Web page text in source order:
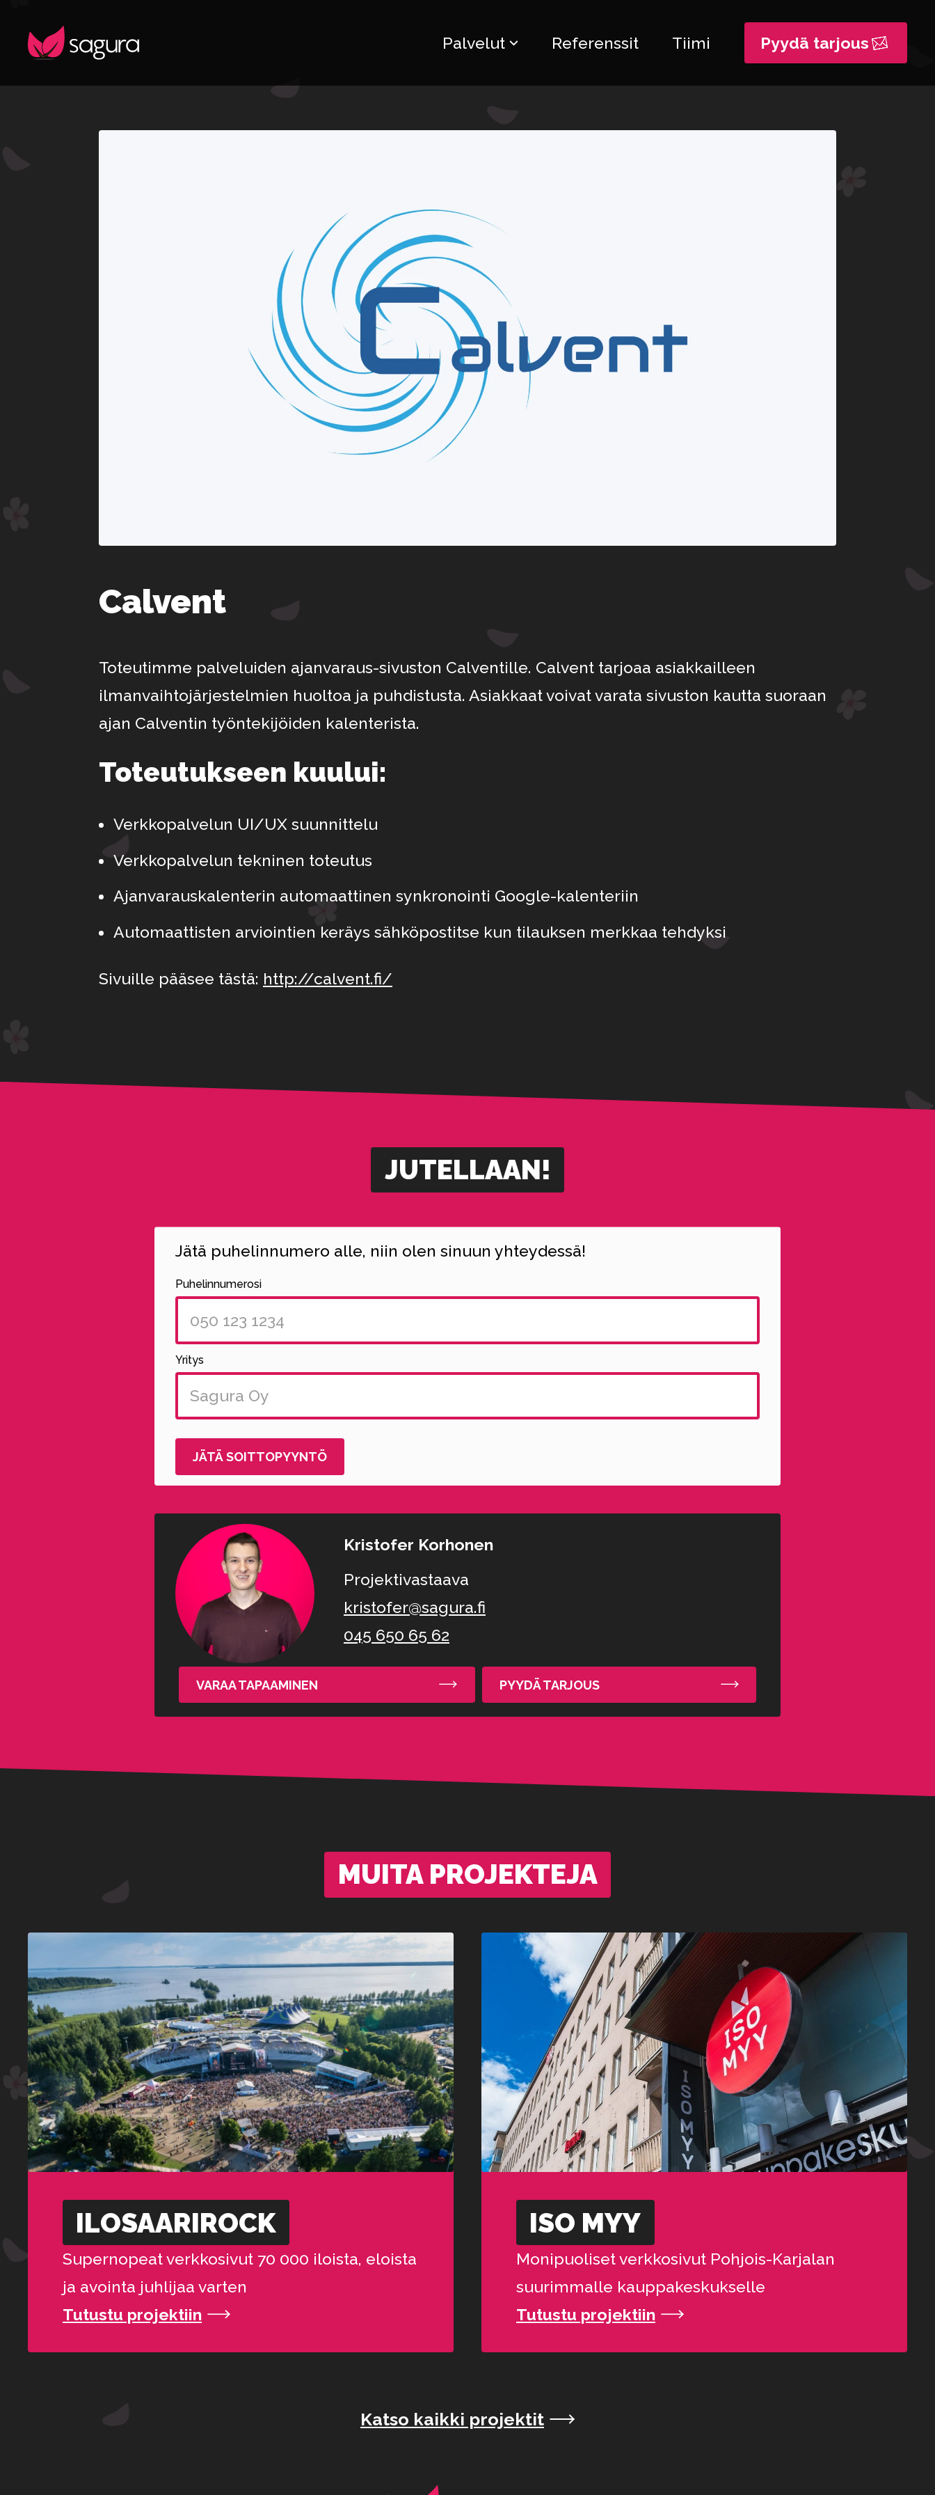
Palvelut Referenssit Tiimi Pyydä tarjous
Calvent
Toteutimme palveluiden ajanvaraus-sivuston Calventille. Calvent tarjoaa asiakkailleen
ilmanvaihtojärjestelmien huoltoa ja puhdistusta. Asiakkaat voivat varata sivuston kautta suoraan
ajan Calventin työntekijöiden kalenterista.
Toteutukseen kuului:
Verkkopalvelun UI/UX suunnittelu
Verkkopalvelun tekninen toteutus
Ajanvarauskalenterin automaattinen synkronointi Google-kalenteriin
Automaattisten arviointien keräys sähköpostitse kun tilauksen merkkaa tehdyksi
Sivuille pääsee tästä: http://calvent.fi/
JUTELLAAN!
Jätä puhelinnumero alle, niin olen sinuun yhteydessä!
Puhelinnumerosi
Yritys
Alternative:
Kristofer Korhonen
Projektivastaava
kristofer@sagura.fi
045 650 65 62
VARAA TAPAAMINEN PYYDÄ TARJOUS
MUITA PROJEKTEJA
ILOSAARI­ROCK
Supernopeat verkkosivut 70 000 iloista, eloista
ja avointa juhlijaa varten
Tutustu projektiin
ISO MYY
Monipuoliset verkkosivut Pohjois-Karjalan
suurimmalle kauppakeskukselle
Tutustu projektiin
Katso kaikki projektit